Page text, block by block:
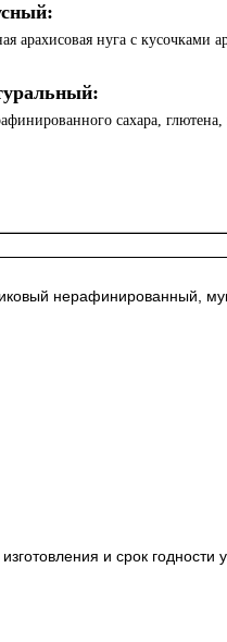
арахисовая нуга с кусочками
сахара, глютена,
нерафинированный,
и срок годности